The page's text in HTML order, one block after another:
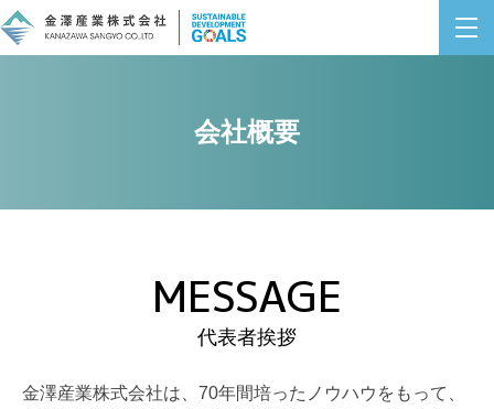
会社概要
MESSAGE
代表者挨拶
金澤産業株式会社は、70年間培ったノウハウをもって、